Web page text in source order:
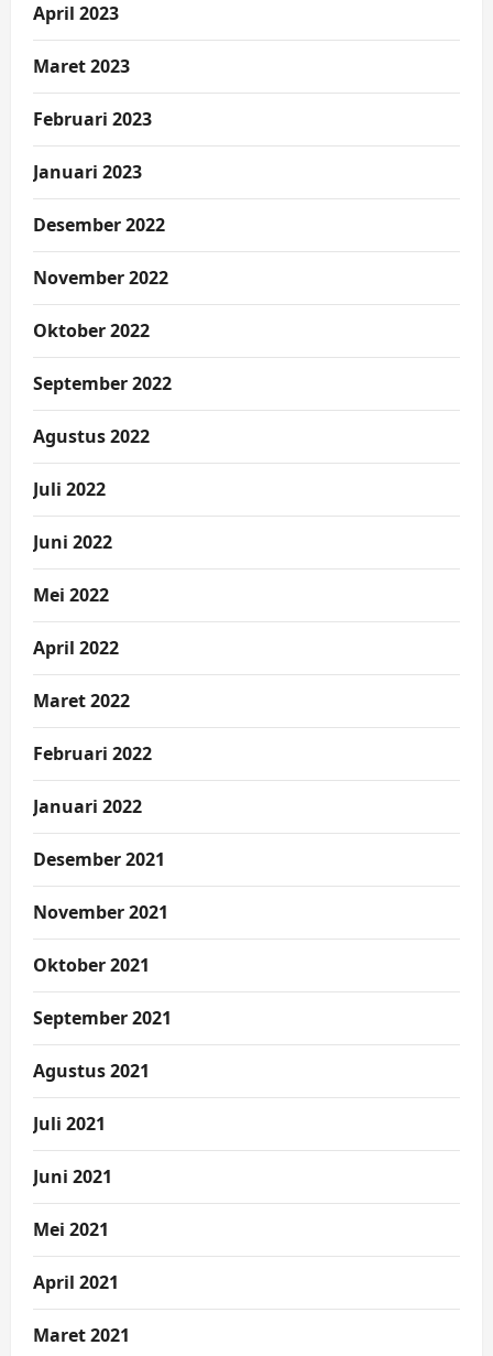
April 2023
Maret 2023
Februari 2023
Januari 2023
Desember 2022
November 2022
Oktober 2022
September 2022
Agustus 2022
Juli 2022
Juni 2022
Mei 2022
April 2022
Maret 2022
Februari 2022
Januari 2022
Desember 2021
November 2021
Oktober 2021
September 2021
Agustus 2021
Juli 2021
Juni 2021
Mei 2021
April 2021
Maret 2021